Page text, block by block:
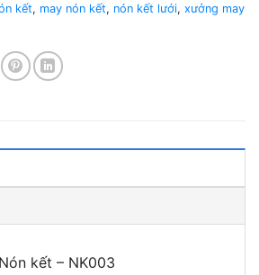
kết, may nón kết, nón kết lưới, xưởng may
kết – NK003